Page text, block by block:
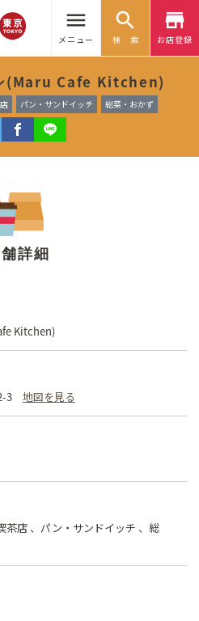
menu
メニュー
search
検 索
store
お店登録
(Maru Cafe Kitchen)
パン・サンドイッチ 総菜・おかず
詳細
Kitchen)
3 地図を見る
茶店 、パン・サンドイッチ 、総